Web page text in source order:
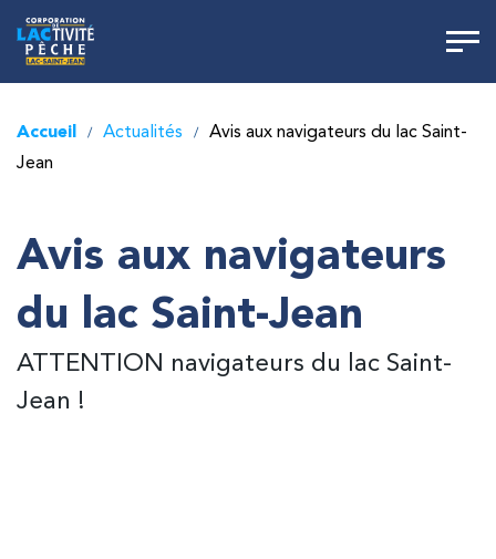
Accueil / Actualités /
Avis aux navigateurs du lac Saint-
Jean
Avis aux navigateurs
du lac Saint-Jean
ATTENTION navigateurs du lac Saint-
Jean !